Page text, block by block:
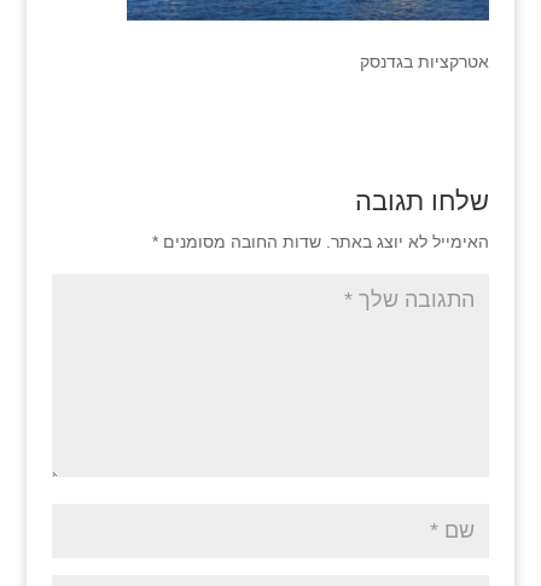
אטרקציות בגדנסק
שלחו תגובה
האימייל לא יוצג באתר. שדות החובה מסומנים *